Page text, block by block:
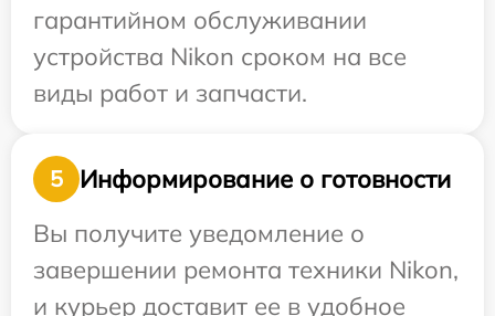
гарантийном обслуживании
устройства Nikon сроком на все
виды работ и запчасти.
5
Информирование о готовности
Вы получите уведомление о
завершении ремонта техники Nikon,
и курьер доставит ее в удобное